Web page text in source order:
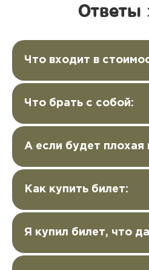
Ответы
Что входит в
Что брать с собой:
А если будет плохая
Как купить билет:
Я купил билет, что
Купить билет
шел билет